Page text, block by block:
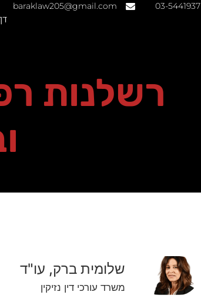
03-5441937
baraklaw205@gmail.com
רשלנות
שלומית ברק, עו"ד
משרד עורכי דין נזיקין